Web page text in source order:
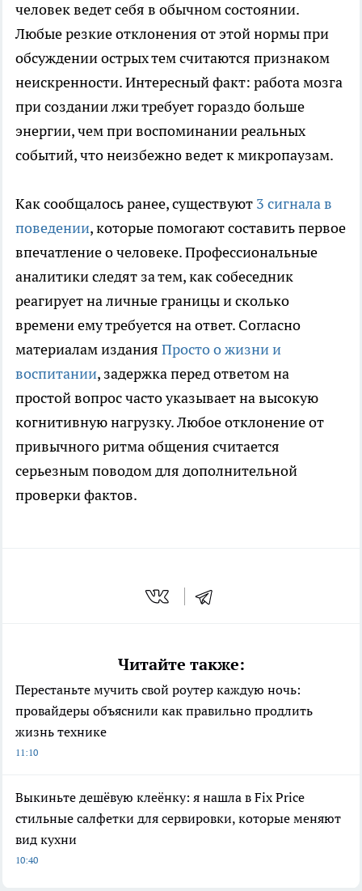
человек ведет себя в обычном состоянии.
Любые резкие отклонения от этой нормы при
обсуждении острых тем считаются признаком
неискренности. Интересный факт: работа мозга
при создании лжи требует гораздо больше
энергии, чем при воспоминании реальных
событий, что неизбежно ведет к микропаузам.
Как сообщалось ранее, существуют 3 сигнала в
поведении, которые помогают составить первое
впечатление о человеке. Профессиональные
аналитики следят за тем, как собеседник
реагирует на личные границы и сколько
времени ему требуется на ответ. Согласно
материалам издания Просто о жизни и
воспитании, задержка перед ответом на
простой вопрос часто указывает на высокую
когнитивную нагрузку. Любое отклонение от
привычного ритма общения считается
серьезным поводом для дополнительной
проверки фактов.
Читайте также:
Перестаньте мучить свой роутер каждую ночь:
провайдеры объяснили как правильно продлить
жизнь технике
11:10
Выкиньте дешёвую клеёнку: я нашла в Fix Price
стильные салфетки для сервировки, которые меняют
вид кухни
10:40